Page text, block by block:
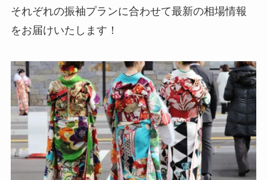
それぞれの振袖プランに合わせて最新の相場情報
をお届けいたします！